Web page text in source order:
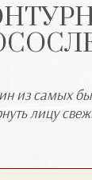
→
из самых
лицу